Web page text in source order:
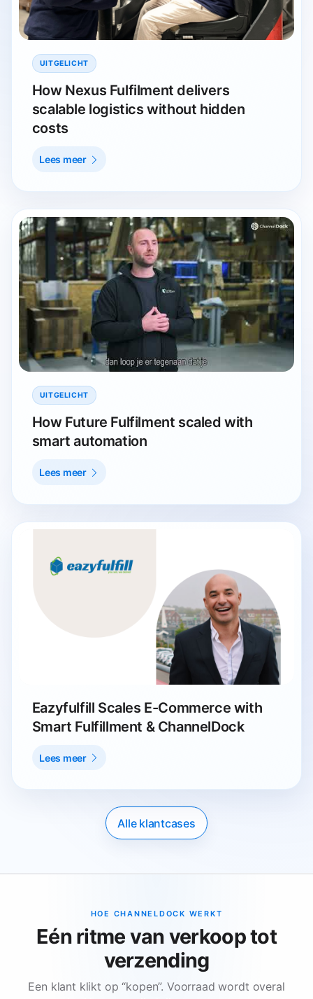
UITGELICHT
How Nexus Fulfilment delivers
scalable logistics without hidden
costs
Lees meer
UITGELICHT
How Future Fulfilment scaled with
smart automation
Lees meer
Eazyfulfill Scales E-Commerce with
Smart Fulfillment & ChannelDock
Lees meer
Alle klantcases
HOE CHANNELDOCK WERKT
Eén ritme van verkoop tot
verzending
Een klant klikt op “kopen”. Voorraad wordt overal